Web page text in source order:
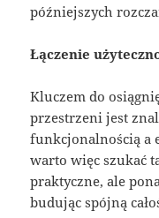
późniejszych
Łączenie
Kluczem do
przestrzeni jest
funkcjonalnością a
warto więc szukać
praktyczne, ale
budując spójną